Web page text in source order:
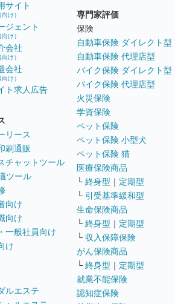
サイト
け）
ジェント
け）
会社
け）
会社
け）
ト求人広告
リース
刷通販
チャットツール
ツール
向け
向け
一般社員向け
け
ルエステ
専門家評価
保険
自動車保険 ダイレクト型
自動車保険 代理店型
バイク保険 ダイレクト型
バイク保険 代理店型
火災保険
学資保険
ペット保険
ペット保険 小型犬
ペット保険 猫
医療保険商品
└ 終身型 ｜ 定期型
└ 引受基準緩和型
生命保険商品
└ 終身型 ｜ 定期型
└ 収入保障保険
がん保険商品
└ 終身型 ｜ 定期型
就業不能保険
認知症保険